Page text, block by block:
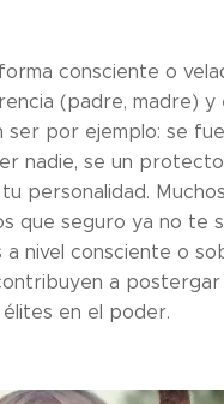
consciente o
(padre, madre) y
por ejemplo: se
nadie, se un
personalidad.
que seguro ya no te
nivel consciente o
a
en el poder.